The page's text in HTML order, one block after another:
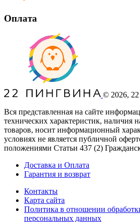
Оплата
© 2026,
Вся представленная на сайте
технических характеристик, наличия
товаров, носит информационный
условиях не является публичной
положениями Статьи 437 (2)
Доставка и Оплата
Гарантия и возврат
Контакты
Карта сайта
Политика в отношении
персональных данных